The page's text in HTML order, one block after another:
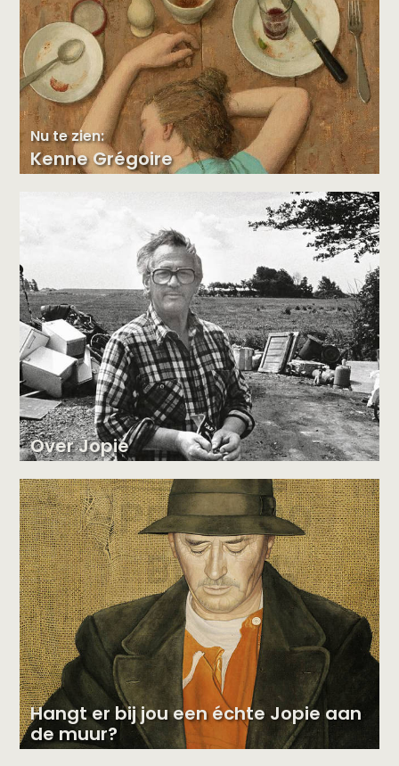
Nu te zien:
Kenne Grégoire
Over Jopie
Hangt er bij jou een échte Jopie aan
de muur?